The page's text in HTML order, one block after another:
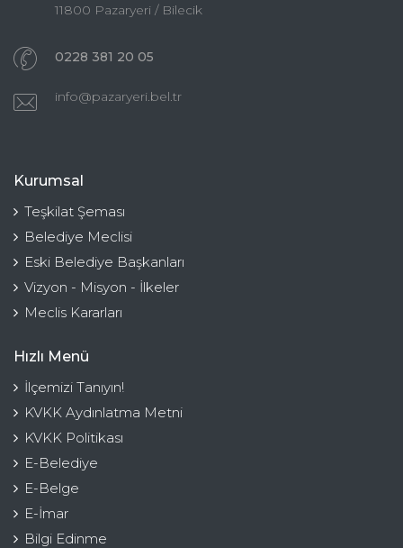
11800 Pazaryeri / Bilecik
0228 381 20 05
info@pazaryeri.bel.tr
Kurumsal
Teşkilat Şeması
Belediye Meclisi
Eski Belediye Başkanları
Vizyon - Misyon - İlkeler
Meclis Kararları
Hızlı Menü
İlçemizi Tanıyın!
KVKK Aydınlatma Metni
KVKK Politikası
E-Belediye
E-Belge
E-İmar
Bilgi Edinme